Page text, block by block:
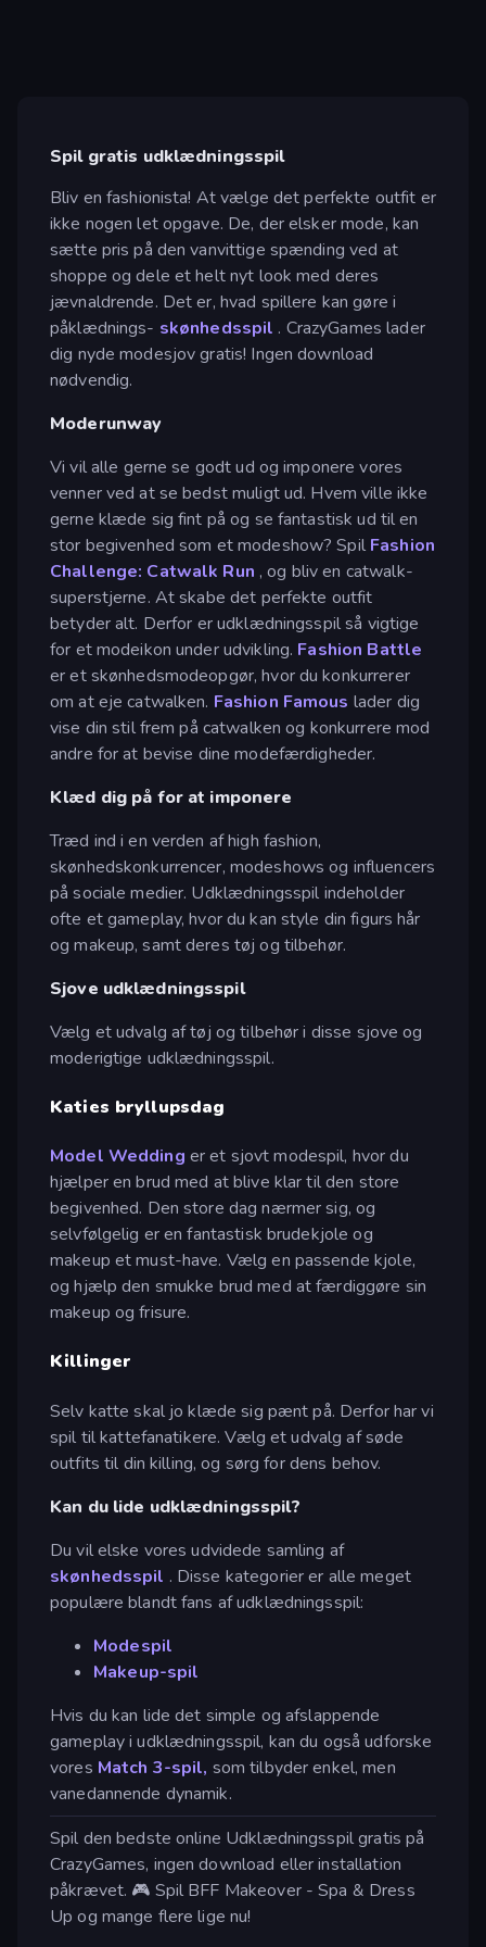
Spil gratis udklædningsspil
Bliv en fashionista! At vælge det perfekte outfit er
ikke nogen let opgave. De, der elsker mode, kan
sætte pris på den vanvittige spænding ved at
shoppe og dele et helt nyt look med deres
jævnaldrende. Det er, hvad spillere kan gøre i
påklædnings- skønhedsspil . CrazyGames lader
dig nyde modesjov gratis! Ingen download
nødvendig.
Moderunway
Vi vil alle gerne se godt ud og imponere vores
venner ved at se bedst muligt ud. Hvem ville ikke
gerne klæde sig fint på og se fantastisk ud til en
stor begivenhed som et modeshow? Spil Fashion
Challenge: Catwalk Run , og bliv en catwalk-
superstjerne. At skabe det perfekte outfit
betyder alt. Derfor er udklædningsspil så vigtige
for et modeikon under udvikling. Fashion Battle
er et skønhedsmodeopgør, hvor du konkurrerer
om at eje catwalken. Fashion Famous lader dig
vise din stil frem på catwalken og konkurrere mod
andre for at bevise dine modefærdigheder.
Klæd dig på for at imponere
Træd ind i en verden af high fashion,
skønhedskonkurrencer, modeshows og influencers
på sociale medier. Udklædningsspil indeholder
ofte et gameplay, hvor du kan style din figurs hår
og makeup, samt deres tøj og tilbehør.
Sjove udklædningsspil
Vælg et udvalg af tøj og tilbehør i disse sjove og
moderigtige udklædningsspil.
Katies bryllupsdag
Model Wedding er et sjovt modespil, hvor du
hjælper en brud med at blive klar til den store
begivenhed. Den store dag nærmer sig, og
selvfølgelig er en fantastisk brudekjole og
makeup et must-have. Vælg en passende kjole,
og hjælp den smukke brud med at færdiggøre sin
makeup og frisure.
Killinger
Selv katte skal jo klæde sig pænt på. Derfor har vi
spil til kattefanatikere. Vælg et udvalg af søde
outfits til din killing, og sørg for dens behov.
Kan du lide udklædningsspil?
Du vil elske vores udvidede samling af
skønhedsspil . Disse kategorier er alle meget
populære blandt fans af udklædningsspil:
Modespil
Makeup-spil
Hvis du kan lide det simple og afslappende
gameplay i udklædningsspil, kan du også udforske
vores Match 3-spil, som tilbyder enkel, men
vanedannende dynamik.
Spil den bedste online Udklædningsspil gratis på
CrazyGames, ingen download eller installation
påkrævet. 🎮 Spil BFF Makeover - Spa & Dress
Up og mange flere lige nu!